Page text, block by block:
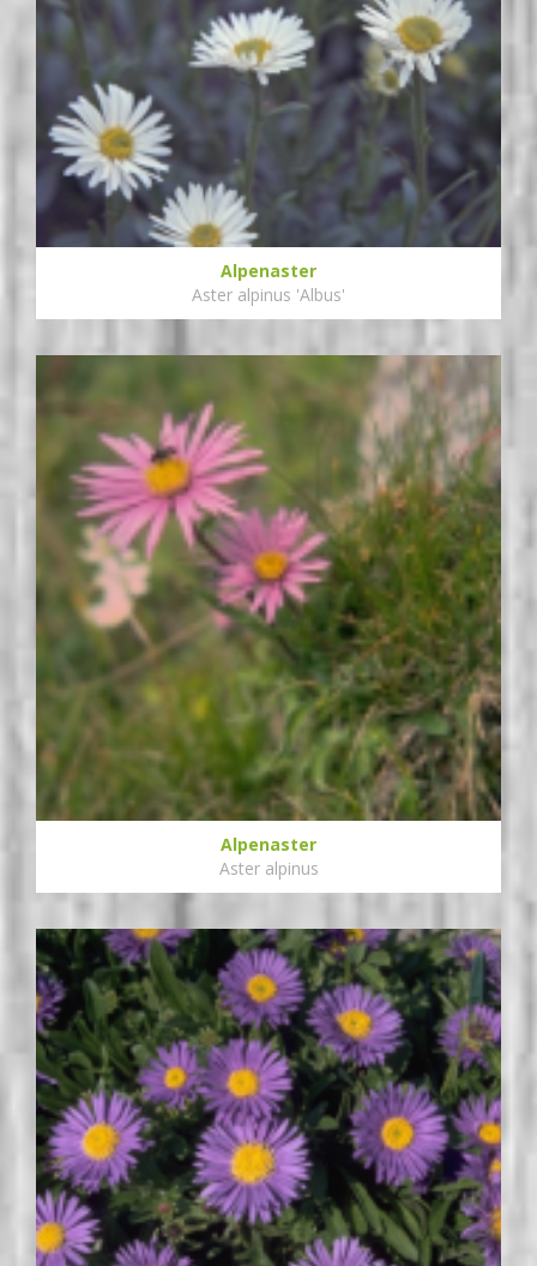
Alpenaster
Aster alpinus 'Albus'
Alpenaster
Aster alpinus